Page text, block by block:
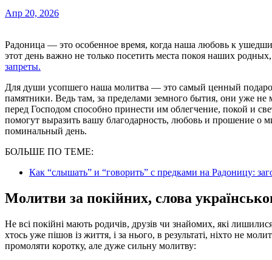
Апр 20, 2026
Радоница — это особенное время, когда наша любовь к ушедшим в вечность находит выход в искренней молитве. В
этот день важно не только посетить места покоя наших
запреты.
Для души усопшего наша молитва — это самый ценный
памятники. Ведь там, за пределами земного бытия, они уже не
перед Господом способно принести им облегчение, покой и
помогут выразить вашу благодарность, любовь и прошение о
поминальный день.
БОЛЬШЕ ПО ТЕМЕ:
Как “слышать” и “говорить” с предками на Радоницу:
Молитви за покійних, слова
Не всі покійні мають родичів, друзів чи знайомих, які
хтось уже пішов із життя, і за нього, в результаті, ніхто не
промоляти коротку, але дуже сильну молитву: